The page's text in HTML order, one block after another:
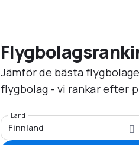
Jämför de bästa
flygbolag - vi rankar efter
Land
Finnland